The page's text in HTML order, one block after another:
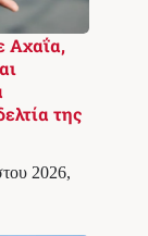
Αχαΐα,
της
2026,